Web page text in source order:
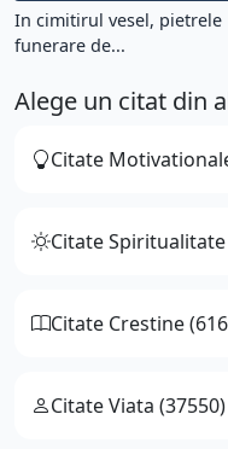
In cimitirul vesel, pietrele
funerare de...
Alege un citat din
Citate
Citate Spiritualitate
Citate Crestine
Citate Viata (37550)